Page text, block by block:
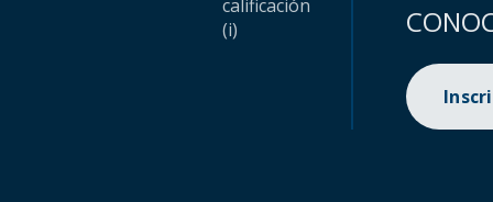
calificación
(i)